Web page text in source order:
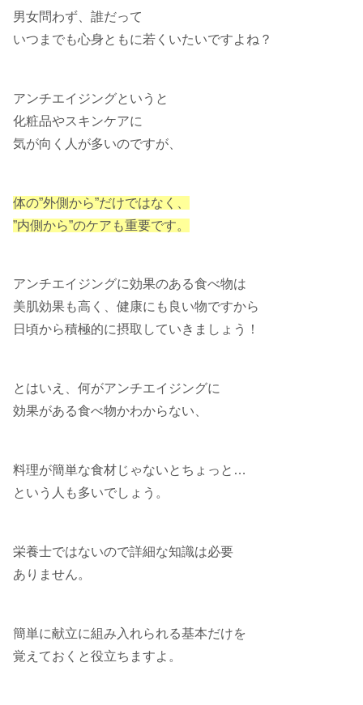
男女問わず、誰だって
いつまでも心身ともに若くいたいですよね？
アンチエイジングというと
化粧品やスキンケアに
気が向く人が多いのですが、
体の”外側から”だけではなく、
”内側から”のケアも重要です。
アンチエイジングに効果のある食べ物は
美肌効果も高く、健康にも良い物ですから
日頃から積極的に摂取していきましょう！
とはいえ、何がアンチエイジングに
効果がある食べ物かわからない、
料理が簡単な食材じゃないとちょっと…
という人も多いでしょう。
栄養士ではないので詳細な知識は必要
ありません。
簡単に献立に組み入れられる基本だけを
覚えておくと役立ちますよ。